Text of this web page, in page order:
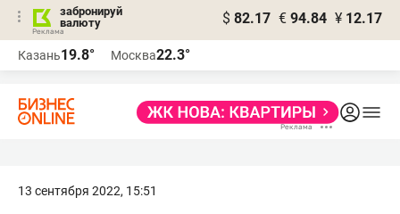
забронируй
валюту
$ 82.17 € 94.84 ¥ 12.17
Казань19.8° Москва22.3°
13 сентября 2022, 15:51